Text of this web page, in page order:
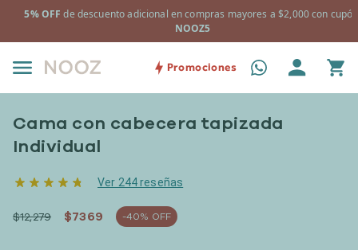
5% OFF de descuento adicional en compras mayores a $2,000 con
NOOZ5
Promociones
Cama con cabecera tapizada
Individual
Ver 244 reseñas
$12,279 $7369 -40% OFF